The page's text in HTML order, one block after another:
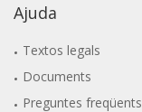
Ajuda
Textos legals
Documents
Preguntes freqüents